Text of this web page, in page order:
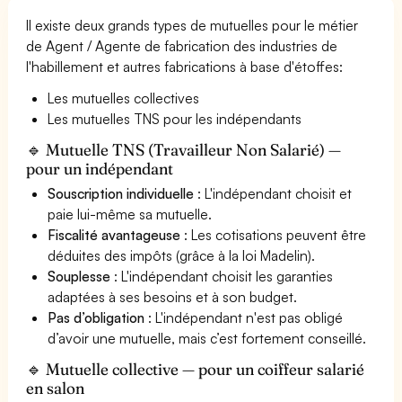
Il existe deux grands types de mutuelles pour le métier
de Agent / Agente de fabrication des industries de
l'habillement et autres fabrications à base d'étoffes:
Les mutuelles collectives
Les mutuelles TNS pour les indépendants
🔹 Mutuelle TNS (Travailleur Non Salarié) —
pour un indépendant
Souscription individuelle : L'indépendant choisit et
paie lui-même sa mutuelle.
Fiscalité avantageuse : Les cotisations peuvent être
déduites des impôts (grâce à la loi Madelin).
Souplesse : L'indépendant choisit les garanties
adaptées à ses besoins et à son budget.
Pas d’obligation : L'indépendant n'est pas obligé
d’avoir une mutuelle, mais c’est fortement conseillé.
🔹 Mutuelle collective — pour un coiffeur salarié
en salon